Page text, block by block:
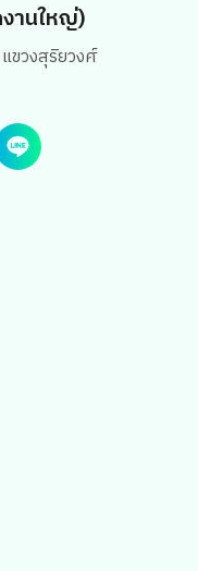
านใหญ่)
ขวงสุริยวงศ์